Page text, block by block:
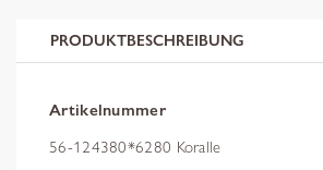
PRODUKTBESCHREIBUNG
Artikelnummer
56-124380*6280 Koralle